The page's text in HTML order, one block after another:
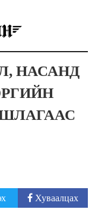
НАСАНД
Хуваалцах